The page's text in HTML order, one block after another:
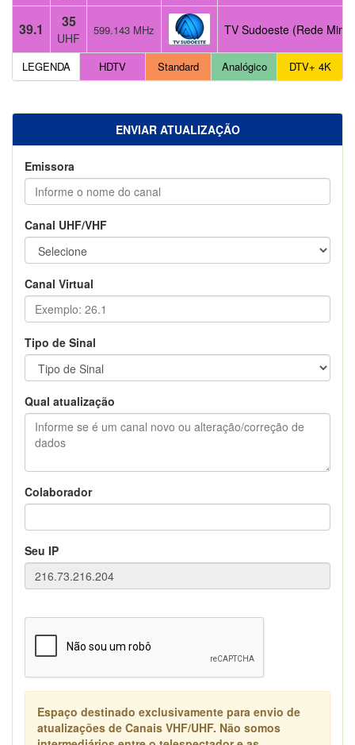
39.1 35
UHF
599.143 MHz TV Sudoeste (Rede
LEGENDA HDTV Standard Analógico DTV+ 4K
ENVIAR ATUALIZAÇÃO
Emissora
Canal UHF/VHF
Canal Virtual
Tipo de Sinal
Qual atualização
Colaborador
Seu IP
Espaço destinado exclusivamente para envio de
atualizações de Canais VHF/UHF. Não somos